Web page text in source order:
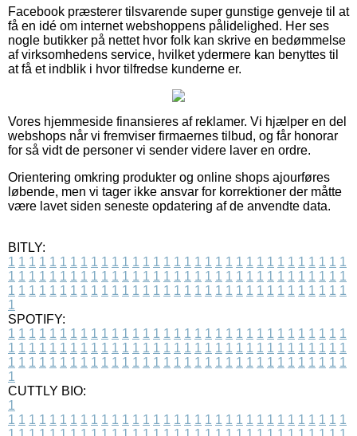
Facebook præsterer tilsvarende super gunstige genveje til at
få en idé om internet webshoppens pålidelighed. Her ses
nogle butikker på nettet hvor folk kan skrive en bedømmelse
af virksomhedens service, hvilket ydermere kan benyttes til
at få et indblik i hvor tilfredse kunderne er.
Vores hjemmeside finansieres af reklamer. Vi hjælper en del
webshops når vi fremviser firmaernes tilbud, og får honorar
for så vidt de personer vi sender videre laver en ordre.
Orientering omkring produkter og online shops ajourføres
løbende, men vi tager ikke ansvar for korrektioner der måtte
være lavet siden seneste opdatering af de anvendte data.
BITLY:
1 1 1 1 1 1 1 1 1 1 1 1 1 1 1 1 1 1 1 1 1 1 1 1 1 1 1 1 1 1 1 1 1
1 1 1 1 1 1 1 1 1 1 1 1 1 1 1 1 1 1 1 1 1 1 1 1 1 1 1 1 1 1 1 1 1
1 1 1 1 1 1 1 1 1 1 1 1 1 1 1 1 1 1 1 1 1 1 1 1 1 1 1 1 1 1 1 1 1
1
SPOTIFY:
1 1 1 1 1 1 1 1 1 1 1 1 1 1 1 1 1 1 1 1 1 1 1 1 1 1 1 1 1 1 1 1 1
1 1 1 1 1 1 1 1 1 1 1 1 1 1 1 1 1 1 1 1 1 1 1 1 1 1 1 1 1 1 1 1 1
1 1 1 1 1 1 1 1 1 1 1 1 1 1 1 1 1 1 1 1 1 1 1 1 1 1 1 1 1 1 1 1 1
1
CUTTLY BIO:
1
1 1 1 1 1 1 1 1 1 1 1 1 1 1 1 1 1 1 1 1 1 1 1 1 1 1 1 1 1 1 1 1 1